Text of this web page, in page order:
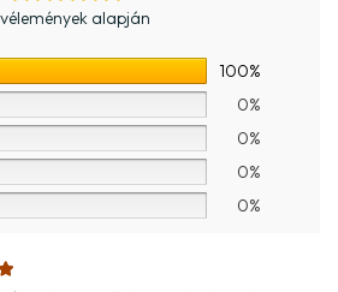
alapján
100%
0%
0%
0%
0%